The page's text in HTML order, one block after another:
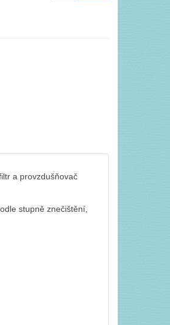
a provzdušňovač
stupně znečištění,